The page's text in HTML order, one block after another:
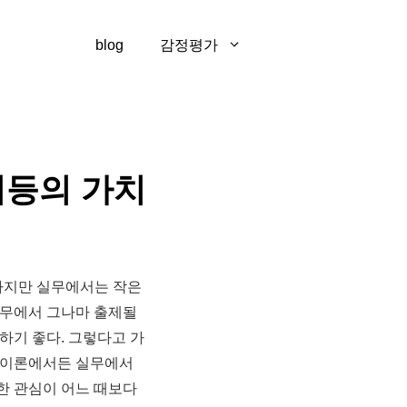
blog 감정평가
의 가치
만 실무에서는 작은
에서 그나마 출제될
기 좋다. 그렇다고 가
론에서든 실무에서
관심이 어느 때보다